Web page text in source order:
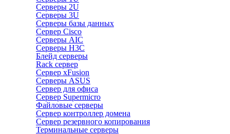
Серверы 2U
Серверы 3U
Серверы базы данных
Сервер Cisco
Серверы AIC
Серверы H3C
Блейд серверы
Rack сервер
Сервер xFusion
Серверы ASUS
Сервер для офиса
Сервер Supermicro
Файловые серверы
Сервер контроллер домена
Сервер резервного копирования
Терминальные серверы